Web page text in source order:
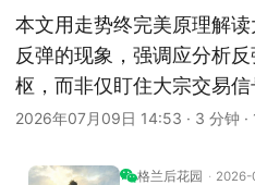
本文用走势终完美原理解
反弹的现象，强调应分析
枢，而非仅盯住大宗交易信
2026年07月09日 14:53 · 3 分钟 ·
格兰后花园